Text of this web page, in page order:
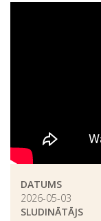
DATUMS
2026-05-03
SLUDINĀTĀJS